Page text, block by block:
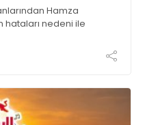
Hamza
hataları nedeni ile